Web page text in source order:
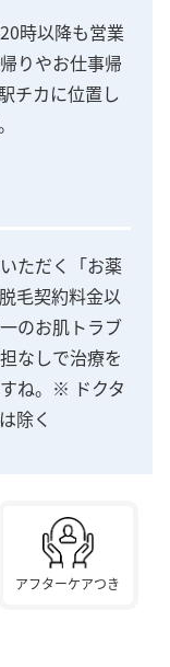
時以降も営業
りやお仕事帰
チカに位置し
ただく「お薬
毛契約料金以
のお肌トラブ
なしで治療を
ね。※ ドクタ
除く
アフターケアつき